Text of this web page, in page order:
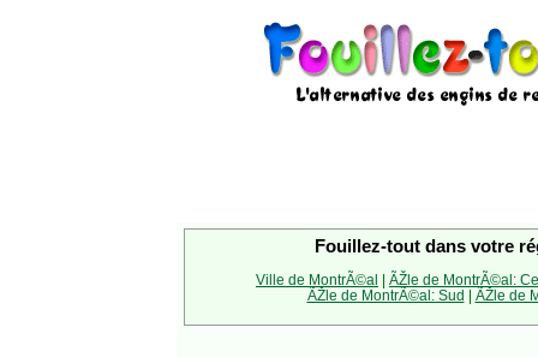
Fouillez-tout dans votre
Ville de MontrÃ©al | ÃŽle de MontrÃ©al:
ÃŽle de MontrÃ©al: Sud | ÃŽle de